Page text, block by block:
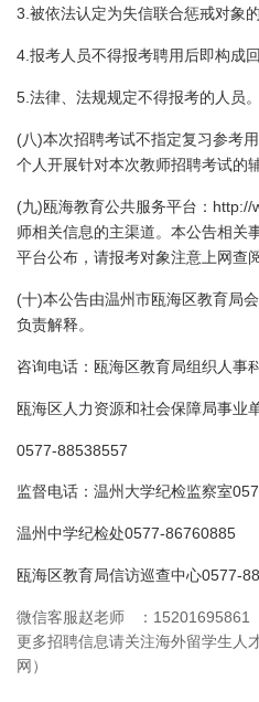
3. 被依法认定为失信联合惩戒对象
4. 报考人员不得报考聘用后即构成
5. 法律、法规规定不得报考的人员。
(八)本次招聘考试不指定复习参考
个人开展针对本次教师招聘考试的
(九) 瓯海教育公共服务平台： http://
师相关信息的主渠道。本公告相关
平台公布，请报考对象注意上网查阅
(十)本公告由温州市瓯海区教育局
负责解释。
咨询电话：瓯海区教育局组织人事
瓯海区人力资源和社会保障局事业
0577-88538557
监督电话：温州大学纪检监察室
温州中学纪检处0577-86760885
瓯海区教育局信访巡查中心0577-
微信客服赵老师 ：15201695861
更多招聘信息请关注海外留学生人
网）